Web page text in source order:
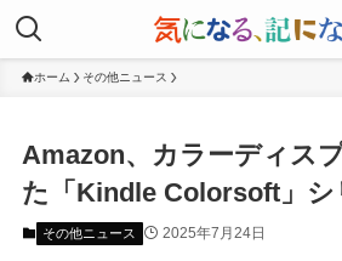
ホーム その他ニュース
Amazon、カラーディス
た「Kindle Colorsoft」シ
その他ニュース 2025年7月24日